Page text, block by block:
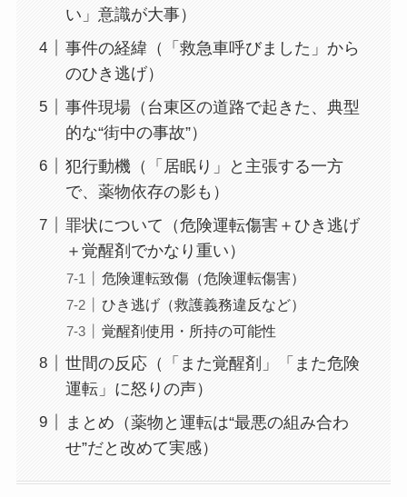
い」意識が大事）
事件の経緯（「救急車呼びました」から
のひき逃げ）
事件現場（台東区の道路で起きた、典型
的な“街中の事故”）
犯行動機（「居眠り」と主張する一方
で、薬物依存の影も）
罪状について（危険運転傷害＋ひき逃げ
＋覚醒剤でかなり重い）
危険運転致傷（危険運転傷害）
ひき逃げ（救護義務違反など）
覚醒剤使用・所持の可能性
世間の反応（「また覚醒剤」「また危険
運転」に怒りの声）
まとめ（薬物と運転は“最悪の組み合わ
せ”だと改めて実感）